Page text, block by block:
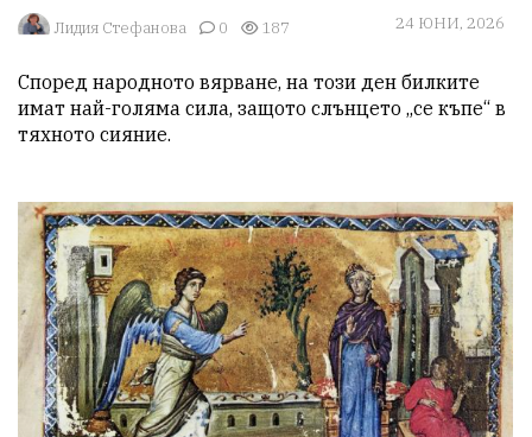
Лидия Стефанова 0 187 24 ЮНИ, 2026
Според народното вярване, на този ден билките
имат най-голяма сила, защото слънцето „се къпе“ в
тяхното сияние.